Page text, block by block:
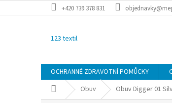
na
+420 739 378 831
123 textil
OCHRANNÉ ZDRAVOTNÍ POMŮCKY
Domů Obuv Obuv Digger 01